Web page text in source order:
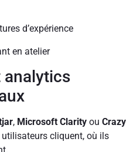
d’expérience
en atelier
analytics
, Microsoft Clarity ou Crazy
cliquent, où ils